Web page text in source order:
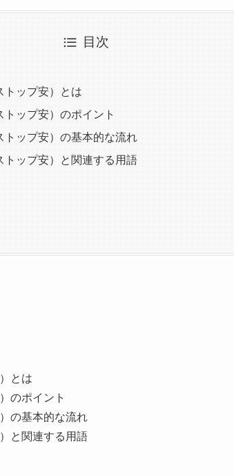
目次
トップ安）とは
ップ安）のポイント
トップ安）の基本的な流れ
トップ安）と関連する用語
とは
のポイント
の基本的な流れ
と関連する用語